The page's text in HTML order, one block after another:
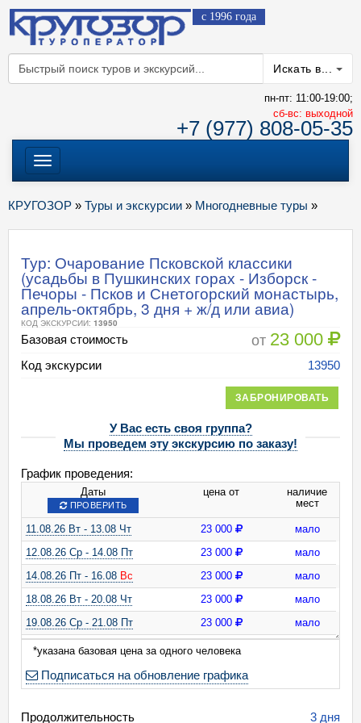
с 1996 года
Искать в...
пн-пт: 11:00-19:00;
cб-вс: выходной
+7 (977) 808-05-35
Меню
КРУГОЗОР » Туры и экскурсии » Многодневные туры »
Тур: Очарование Псковской классики
(усадьбы в Пушкинских горах - Изборск -
Печоры - Псков и Снетогорский монастырь,
апрель-октябрь, 3 дня + ж/д или авиа)
КОД ЭКСКУРСИИ: 13950
Базовая стоимость от 23 000
Код экскурсии 13950
ЗАБРОНИРОВАТЬ
У Вас есть своя группа?
Мы проведем эту экскурсию по заказу!
График проведения:
Даты
ПРОВЕРИТЬ
цена от
наличие
мест
11.08.26 Вт - 13.08 Чт 23 000
мало
12.08.26 Ср - 14.08 Пт
23 000
мало
14.08.26 Пт - 16.08 Вс 23 000
мало
18.08.26 Вт - 20.08 Чт
23 000
мало
19.08.26 Ср - 21.08 Пт
23 000
мало
21.08.26 Пт - 23.08 Вс 23 000
25.08.26 Вт - 27.08 Чт
23 000
26.08.26 Ср - 28.08 Пт
23 000
мало
28.08.26 Пт - 30.08Вс
мало
*указана базовая цена за одного человека
Подписаться на обновление графика
Продолжительность
3 дня